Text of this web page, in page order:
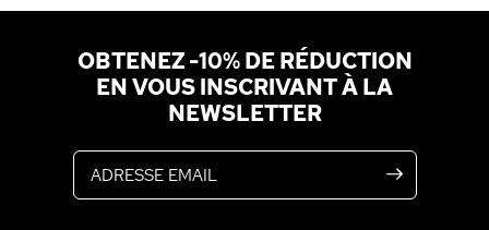
OBTENEZ -10% DE RÉDUCTION
EN VOUS INSCRIVANT À LA
NEWSLETTER